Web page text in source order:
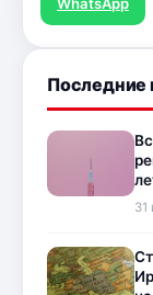
Последние
31